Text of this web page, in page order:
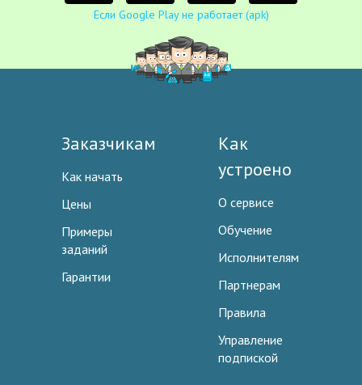
Если Google Play не работает (apk)
Заказчикам
Как начать
Цены
Примеры
заданий
Гарантии
Как
устроено
О сервисе
Обучение
Исполнителям
Партнерам
Правила
Управление
подпиской